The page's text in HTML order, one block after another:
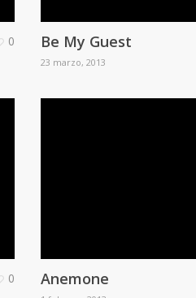
0 Be My Guest
23 marzo, 2013
0 Anemone